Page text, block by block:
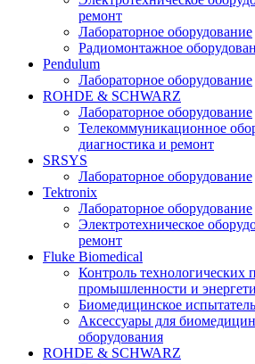
ремонт
Лабораторное оборудование
Радиомонтажное
Pendulum
Лабораторное оборудование
ROHDE & SCHWARZ
Лабораторное оборудование
Телекоммуникационное
диагностика и ремонт
SRSYS
Лабораторное оборудование
Tektronix
Лабораторное оборудование
Электротехническое
ремонт
Fluke Biomedical
Контроль технологических
промышленности и
Биомедицинское
Аксессуары для
оборудования
ROHDE & SCHWARZ